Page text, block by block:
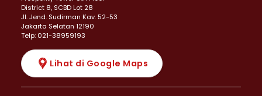
District 8, SCBD Lot 28
JI. Jend. Sudirman Kav. 52-53
Jakarta Selatan 12190
Telp: 021-38959193
Lihat di Google Maps